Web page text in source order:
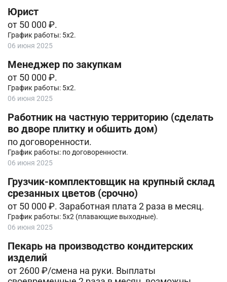
Юрист
от 50 000 ₽.
График работы: 5х2.
06 июня 2025
Менеджер по закупкам
от 50 000 ₽.
График работы: 5х2.
06 июня 2025
Работник на частную территорию (сделать
во дворе плитку и обшить дом)
по договоренности.
График работы: по договоренности.
06 июня 2025
Грузчик-комплектовщик на крупный склад
срезанных цветов (срочно)
от 50 000 ₽. Заработная плата 2 раза в месяц.
График работы: 5х2 (плавающие выходные).
06 июня 2025
Пекарь на производство кондитерских
изделий
от 2600 ₽/смена на руки. Выплаты